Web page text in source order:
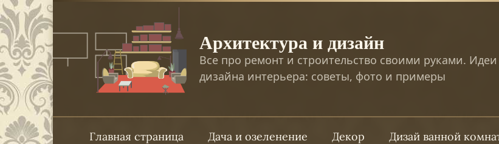
Перейти
к
контенту
Архитектура и дизайн
Все про ремонт и строительство своими руками. Идеи
дизайна интерьера: советы, фото и примеры
Главная страница Дача и озеленение Декор Дизай ванной